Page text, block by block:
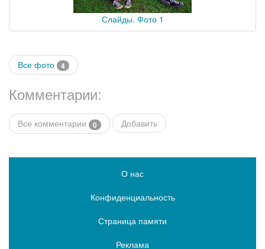
Слайды. Фото 1
Все фото 4
Комментарии:
Все комментарии 0 Добавить
О нас
Конфиденциальность
Страница памяти
Реклама